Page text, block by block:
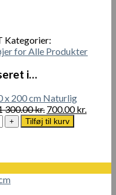
Kategorier:
for Alle Produkter
i…
Naturlig
300.00kr. Den
oprindelige
pris
300.00 kr..
700.00kr.
Tilføj til kurv